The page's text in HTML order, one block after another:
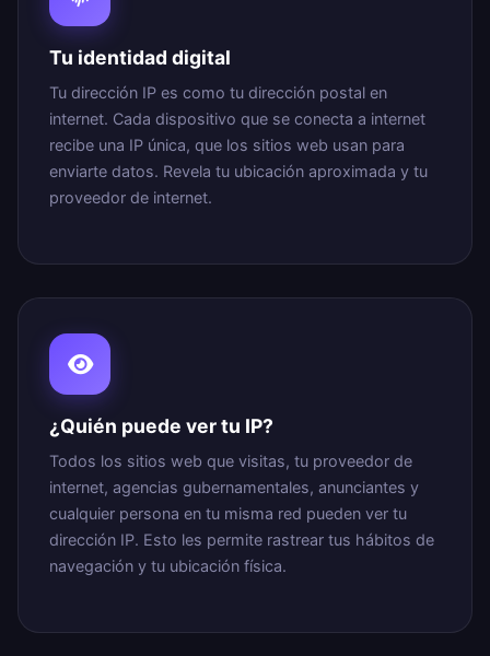
Tu identidad digital
Tu dirección IP es como tu dirección postal en
internet. Cada dispositivo que se conecta a internet
recibe una IP única, que los sitios web usan para
enviarte datos. Revela tu ubicación aproximada y tu
proveedor de internet.
¿Quién puede ver tu IP?
Todos los sitios web que visitas, tu proveedor de
internet, agencias gubernamentales, anunciantes y
cualquier persona en tu misma red pueden ver tu
dirección IP. Esto les permite rastrear tus hábitos de
navegación y tu ubicación física.